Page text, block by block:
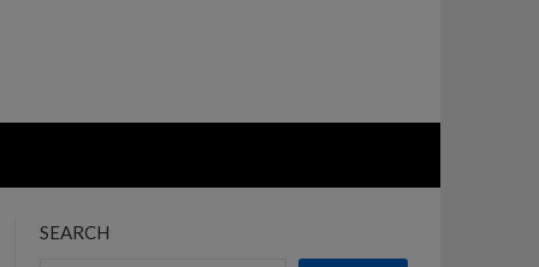
SEARCH